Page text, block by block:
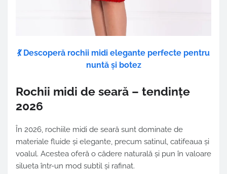
💃 Descoperă rochii midi elegante perfecte pentru
nuntă și botez
Rochii midi de seară – tendințe
2026
În 2026, rochiile midi de seară sunt dominate de
materiale fluide și elegante, precum satinul, catifeaua și
voalul. Acestea oferă o cădere naturală și pun în valoare
silueta într-un mod subtil și rafinat.